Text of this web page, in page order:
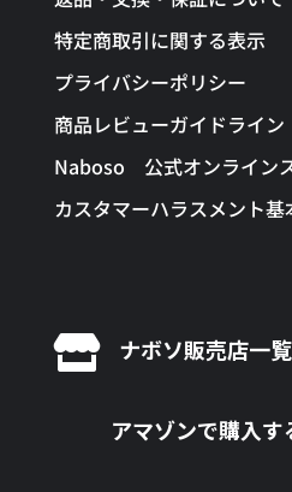
特定商取引に関する表示
プライバシーポリシー
商品レビューガイドライン
Naboso 公式オンライン
カスタマーハラスメント基
 ナボソ販売店一覧
アマゾンで購入す